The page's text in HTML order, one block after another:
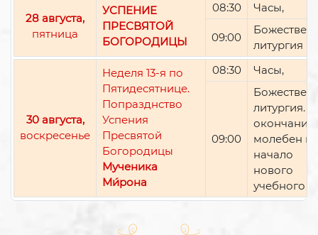
28 августа,
пятница
УСПЕНИЕ
ПРЕСВЯТОЙ
БОГОРОДИЦЫ
08:30 Часы,
09:00
литургия
30 августа,
воскресенье
Неделя 13-я по
Пятидесятнице.
Попразднство
Успения
Пресвятой
Богородицы
Мученика
Ми́рона
08:30 Часы,
09:00
литургия.
окончании
молебен
начало
нового
учебного